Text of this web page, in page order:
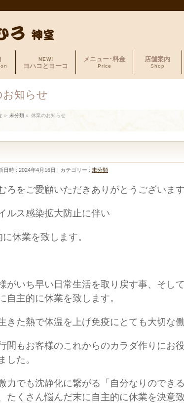
NEW!
ヨハコとヨーコ
メニュー･料金
Price
店舗案内
Shop
知らせ
» 未分類 » 休業のお知らせ
日時 : 2024年4月16日 カテゴリー : 未分類
ろをご愛顧いただきありがとうございます
ルス感染拡大防止に伴い
休業を致します。
がいち早い日常生活を取り戻す事、そし
自主的に休業を致します。
きた熱で体温を上げ免疫にとても大切な働
間もお客様のこれからのカラダ作りにお
した。
力でも沈静化に繋がる「自分なりのでき
たくさん悩んだ末に自主的に休業を決意致